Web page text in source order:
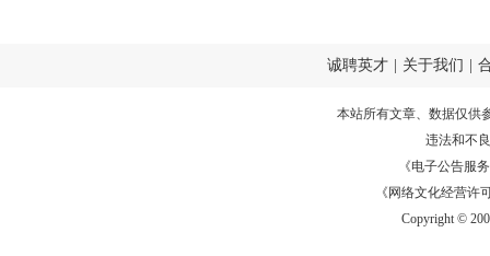
诚聘英才 关于我们
本站所有文章、数据仅供
违法和不
《电子公告服务
《网络文化经营许
Copyright ©